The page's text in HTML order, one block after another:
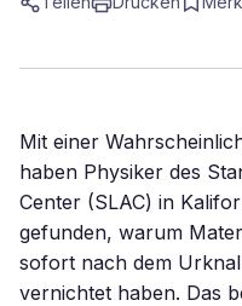
Mit einer
haben Physiker des
Center (SLAC) in
gefunden, warum
sofort nach dem
vernichtet haben. Das